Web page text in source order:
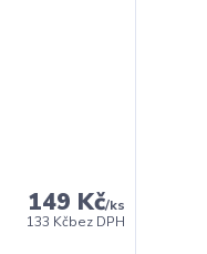
149 Kč/ks
133 Kčbez DPH